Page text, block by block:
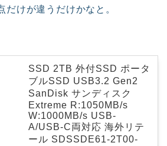
だけが違うだけかなと。
SSD 2TB 外付SSD ポータ
ブルSSD USB3.2 Gen2
SanDisk サンディスク
Extreme R:1050MB/s
W:1000MB/s USB-
A/USB-C両対応 海外リテ
ール SDSSDE61-2T00-